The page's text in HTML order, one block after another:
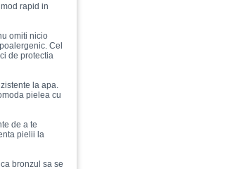
rapid in
omiti nicio
Cel
de protectia
la apa.
pielea cu
de a te
pielii la
bronzul sa se